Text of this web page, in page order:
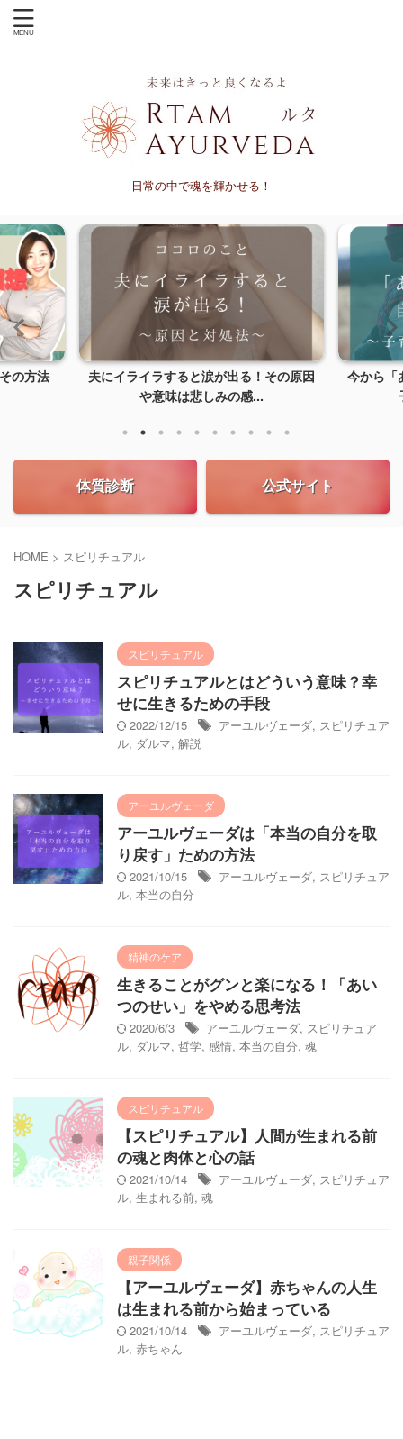
日常の中で魂を輝かせる！
の方法
夫にイライラすると涙が出る！その原因
や意味は悲しみの感...
今から「
体質診断 公式サイト
HOME > スピリチュアル
スピリチュアル
スピリチュアル
スピリチュアルとはどういう意味？幸
せに生きるための手段
2022/12/15 アーユルヴェーダ, スピリチュア
ル, ダルマ, 解説
アーユルヴェーダ
アーユルヴェーダは「本当の自分を取
り戻す」ための方法
2021/10/15 アーユルヴェーダ, スピリチュア
ル, 本当の自分
精神のケア
生きることがグンと楽になる！「あい
つのせい」をやめる思考法
2020/6/3 アーユルヴェーダ, スピリチュア
ル, ダルマ, 哲学, 感情, 本当の自分, 魂
スピリチュアル
【スピリチュアル】人間が生まれる前
の魂と肉体と心の話
2021/10/14 アーユルヴェーダ, スピリチュア
ル, 生まれる前, 魂
親子関係
【アーユルヴェーダ】赤ちゃんの人生
は生まれる前から始まっている
2021/10/14 アーユルヴェーダ, スピリチュア
ル, 赤ちゃん